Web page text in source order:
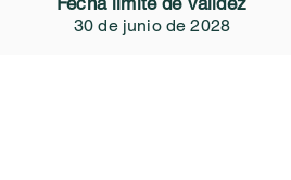
30 de junio de 2028